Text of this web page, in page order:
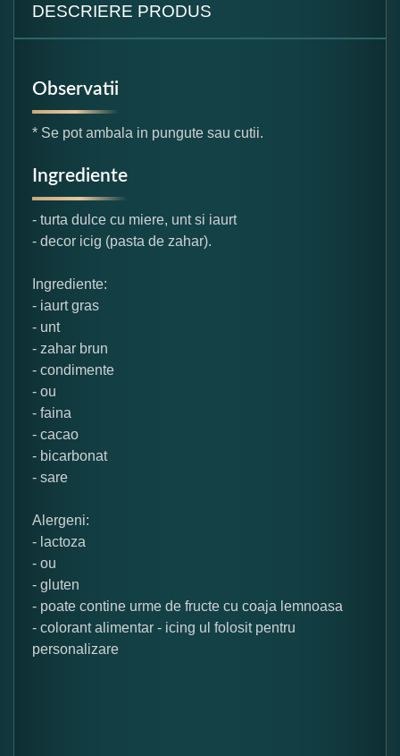
DESCRIERE PRODUS
Observatii
* Se pot ambala in pungute sau cutii.
Ingrediente
- turta dulce cu miere, unt si iaurt
- decor icig (pasta de zahar).
Ingrediente:
- iaurt gras
- unt
- zahar brun
- condimente
- ou
- faina
- cacao
- bicarbonat
- sare
Alergeni:
- lactoza
- ou
- gluten
- poate contine urme de fructe cu coaja lemnoasa
- colorant alimentar - icing ul folosit pentru
personalizare